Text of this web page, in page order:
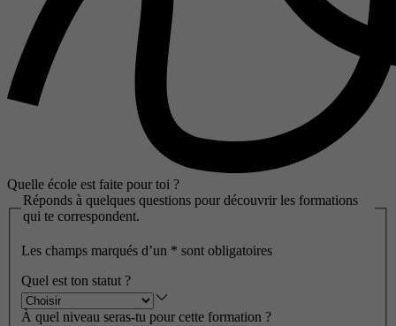
Quelle école est faite pour toi ?
Réponds à quelques questions pour découvrir les formations
qui te correspondent.
Les champs marqués d’un * sont obligatoires
Quel est ton statut ?
À quel niveau seras-tu pour cette formation ?